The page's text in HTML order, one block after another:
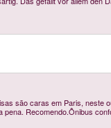
são caras em Paris,
Recomendo.Ônibus